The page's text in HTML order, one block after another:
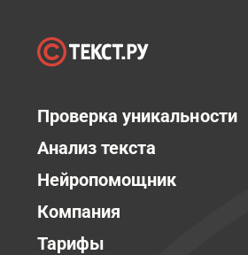
Проверка уникальности
Анализ текста
Нейропомощник
Компания
Тарифы